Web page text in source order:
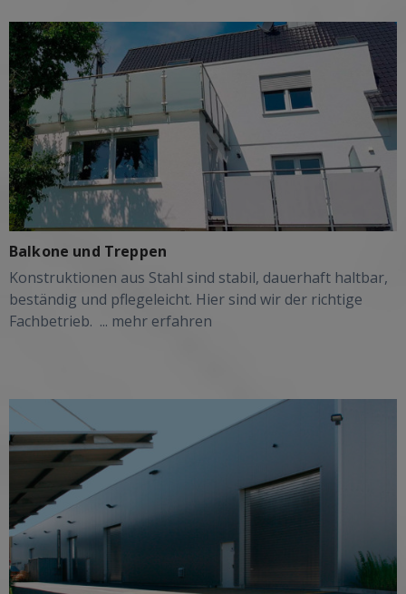
Balkone und Treppen
Konstruktionen aus Stahl sind stabil, dauerhaft haltbar,
beständig und pflegeleicht. Hier sind wir der richtige
Fachbetrieb. ... mehr erfahren